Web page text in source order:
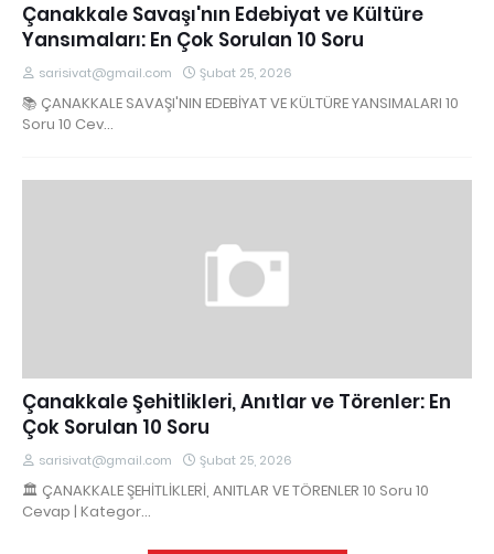
Çanakkale Savaşı'nın Edebiyat ve Kültüre
Yansımaları: En Çok Sorulan 10 Soru
sarisivat@gmail.com Şubat 25, 2026
📚 ÇANAKKALE SAVAŞI'NIN EDEBİYAT VE KÜLTÜRE YANSIMALARI 10
Soru 10 Cev…
Çanakkale Şehitlikleri, Anıtlar ve Törenler: En
Çok Sorulan 10 Soru
sarisivat@gmail.com Şubat 25, 2026
🏛️ ÇANAKKALE ŞEHİTLİKLERİ, ANITLAR VE TÖRENLER 10 Soru 10
Cevap | Kategor…